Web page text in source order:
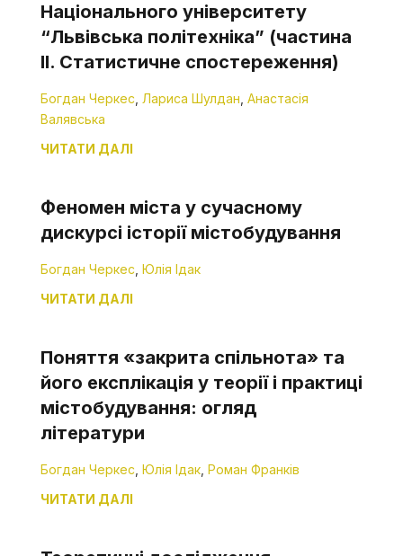
Національного університету
“Львівська політехніка” (частина
II. Cтатистичне спостереження)
Богдан Черкес Лариса Шулдан Анастасія
Валявська
ЧИТАТИ ДАЛІ
Феномен міста у сучасному
дискурсі історії містобудування
Богдан Черкес Юлія Ідак
ЧИТАТИ ДАЛІ
Поняття «закрита спільнота» та
його експлікація у теорії і практиці
містобудування: огляд
літератури
Богдан Черкес Юлія Ідак Роман Франків
ЧИТАТИ ДАЛІ